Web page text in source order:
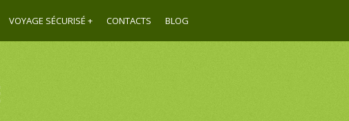
VOYAGE SÉCURISÉ CONTACTS BLOG